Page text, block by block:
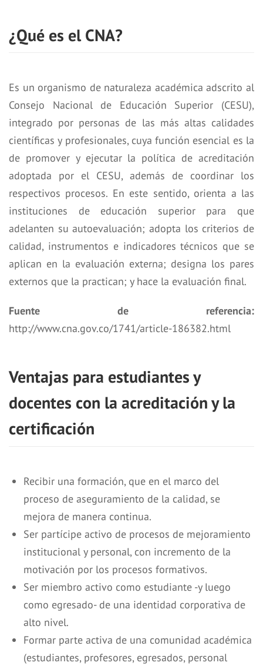
¿Qué es el CNA?
Es un organismo de naturaleza académica adscrito al
Consejo Nacional de Educación Superior (CESU),
integrado por personas de las más altas calidades
científicas y profesionales, cuya función esencial es la
de promover y ejecutar la política de acreditación
adoptada por el CESU, además de coordinar los
respectivos procesos. En este sentido, orienta a las
instituciones de educación superior para que
adelanten su autoevaluación; adopta los criterios de
calidad, instrumentos e indicadores técnicos que se
aplican en la evaluación externa; designa los pares
externos que la practican; y hace la evaluación final.
Fuente de referencia:
http://www.cna.gov.co/1741/article-186382.html
Ventajas para estudiantes y
docentes con la acreditación y la
certificación
Recibir una formación, que en el marco del
proceso de aseguramiento de la calidad, se
mejora de manera continua.
Ser partícipe activo de procesos de mejoramiento
institucional y personal, con incremento de la
motivación por los procesos formativos.
Ser miembro activo como estudiante -y luego
como egresado- de una identidad corporativa de
alto nivel.
Formar parte activa de una comunidad académica
(estudiantes, profesores, egresados, personal